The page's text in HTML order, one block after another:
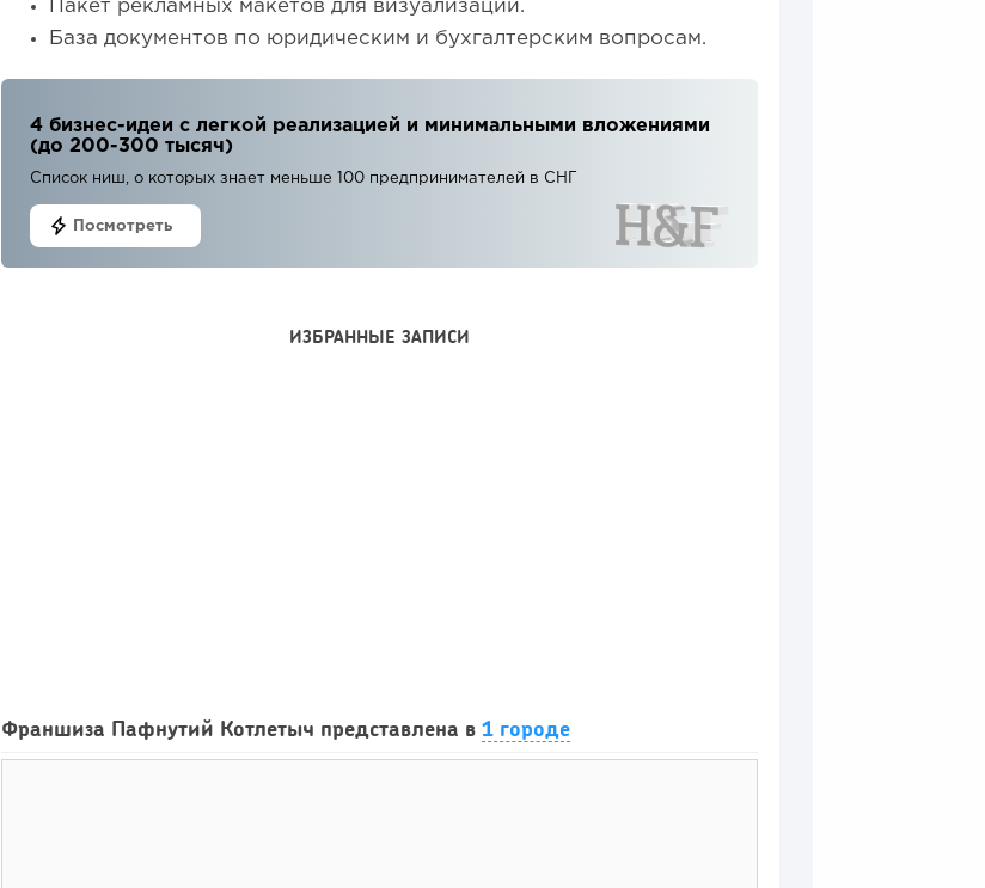
Пакет рекламных макетов для визуализации.
База документов по юридическим и бухгалтерским вопросам.
4 бизнес-идеи с легкой реализацией и минимальными вложениями
(до 200-300 тысяч)
Список ниш, о которых знает меньше 100 предпринимателей в СНГ
Посмотреть
ИЗБРАННЫЕ ЗАПИСИ
Франшиза Пафнутий Котлетыч представлена в1 городе